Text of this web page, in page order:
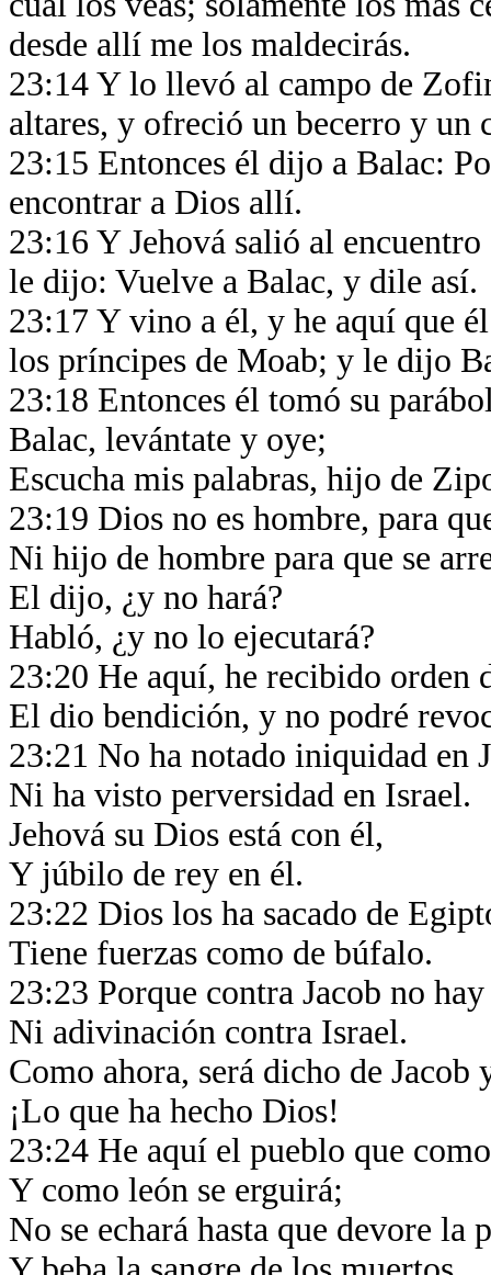
desde allí me los maldecirás.
23:14 Y lo llevó al campo de
altares, y ofreció un becerro y un
23:15 Entonces él dijo a Balac:
encontrar a Dios allí.
23:16 Y Jehová salió al
le dijo: Vuelve a Balac, y dile así.
23:17 Y vino a él, y he aquí que
los príncipes de Moab; y le dijo
23:18 Entonces él tomó su
Balac, levántate y oye;
Escucha mis palabras, hijo de
23:19 Dios no es hombre, para
Ni hijo de hombre para que se
El dijo, ¿y no hará?
Habló, ¿y no lo ejecutará?
23:20 He aquí, he recibido orden
El dio bendición, y no podré
23:21 No ha notado iniquidad en
Ni ha visto perversidad en Israel.
Jehová su Dios está con él,
Y júbilo de rey en él.
23:22 Dios los ha sacado de
Tiene fuerzas como de búfalo.
23:23 Porque contra Jacob no
Ni adivinación contra Israel.
Como ahora, será dicho de
¡Lo que ha hecho Dios!
23:24 He aquí el pueblo que
Y como león se erguirá;
No se echará hasta que devore la